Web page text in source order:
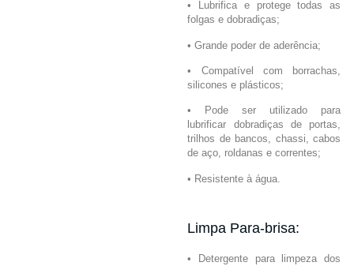
• Lubrifica e protege todas as
folgas e dobradiças;
• Grande poder de aderência;
• Compatível com borrachas,
silicones e plásticos;
• Pode ser utilizado para
lubrificar dobradiças de portas,
trilhos de bancos, chassi, cabos
de aço, roldanas e correntes;
• Resistente à água.
Limpa Para-brisa:
• Detergente para limpeza dos